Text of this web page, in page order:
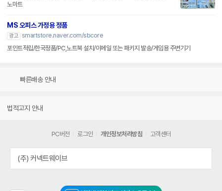
노마트
MS 오피스 가정용 정품
광고 smartstore.naver.com/sbcore
포인트적립/한국정품/PC,노트북 설치/이메일 또는 패키지 발송/게임용 주변기기
빠른배송 안내
법적고지 안내
PC버전 로그인 개인정보처리방침 고객센터
(주) 커넥트웨이브